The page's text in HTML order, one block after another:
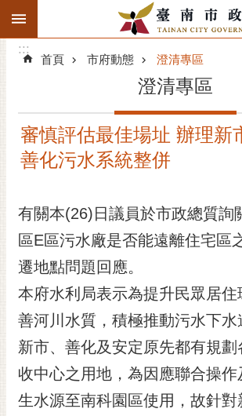
跳到主要內容區塊
搜
階
精彩府城
市府團隊
主題服務
市政資訊
市民互動
黃
偉
哲
:::
:::
首頁 市府動態 澄清專區
澄清專區
審慎評估最佳場址 辦理新
善化污水系統整併
有關本(26)日議員於市政總質詢
區E區污水廠是否能遠離住宅區
遷地點問題回應。
本府水利局表示為提升民眾居住
善河川水質，積極推動污水下水
新市、善化及安定原先都有規劃
收中心之用地，為因應聯合操
生水源至南科園區使用，故針